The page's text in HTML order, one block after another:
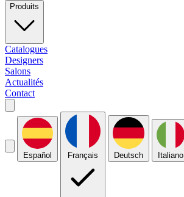
Produits
Catalogues
Designers
Salons
Actualités
Contact
Español Français Deutsch Italiano